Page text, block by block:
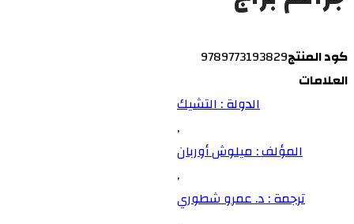
كود المنتج9789773193829
العلامات
الدولة : التشيك
,
المؤلف : ميلوش أوربان
,
ترجمة : د. عمرو شطوري